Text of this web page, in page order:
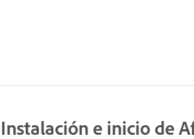
Instalación e inicio de